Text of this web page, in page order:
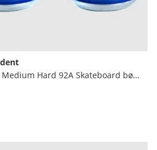
Cylinder Medium Hard 92A Skateboard bøsninger